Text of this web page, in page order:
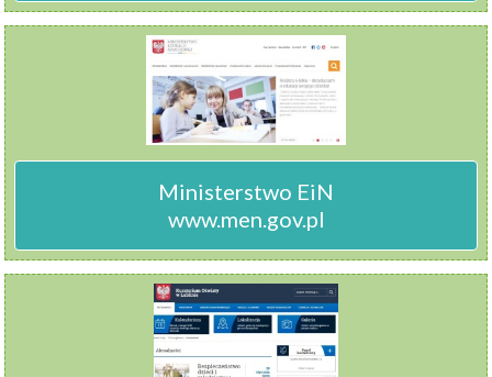
Ministerstwo EiN
www.men.gov.pl